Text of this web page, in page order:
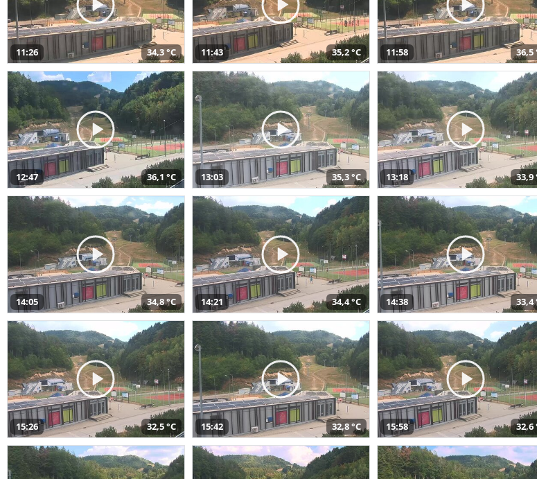
11:26 34,3 °C 11:43 35,2 °C 11:58 36,5
12:47 36,1 °C 13:03 35,3 °C 13:18 33,9
14:05 34,8 °C 14:21 34,4 °C 14:38 33,4
15:26 32,5 °C 15:42 32,8 °C 15:58 32,6